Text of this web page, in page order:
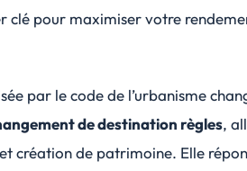
clé pour maximiser votre
par lecode de l’urbanisme
de destination règles,
création de patrimoine. Elle